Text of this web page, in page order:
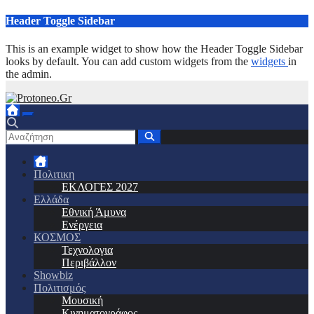
Μετάβαση
περιεχόμενο
Header Toggle Sidebar
This is an example widget to show how the Header Toggle Sidebar
looks by default. You can add custom widgets from the widgets in
the admin.
Πολιτικη
ΕΚΛΟΓΕΣ 2027
Ελλάδα
Εθνική Άμυνα
Ενέργεια
ΚΟΣΜΟΣ
Τεχνολογια
Περιβάλλον
Showbiz
Πολιτισμός
Μουσική